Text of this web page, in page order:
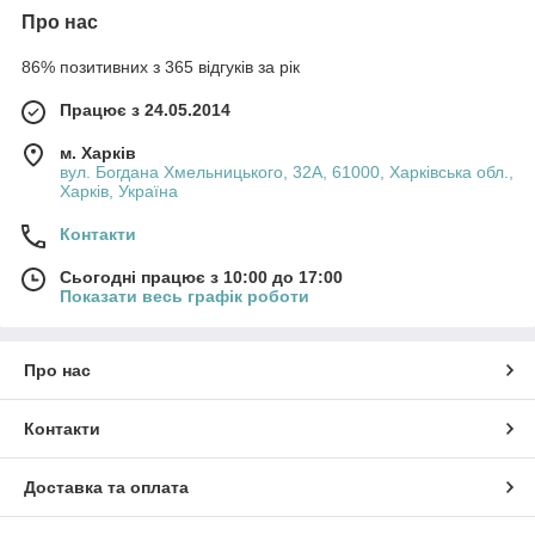
Про нас
86% позитивних з 365 відгуків за рік
Працює з 24.05.2014
м. Харків
вул. Богдана Хмельницького, 32А, 61000, Харківська обл.,
Харків, Україна
Контакти
Сьогодні працює з 10:00 до 17:00
Показати весь графік роботи
Про нас
Контакти
Доставка та оплата